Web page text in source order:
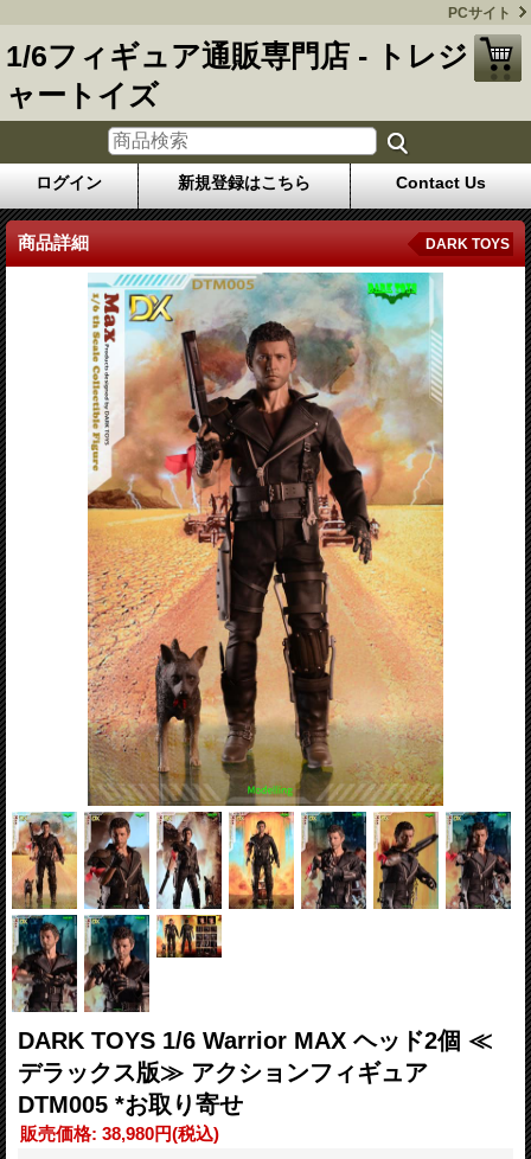
PCサイト
1/6フィギュア通販専門店 - トレジ
ャートイズ
ログイン 新規登録はこちら Contact Us
商品詳細 DARK TOYS
DARK TOYS 1/6 Warrior MAX ヘッド2個 ≪
デラックス版≫ アクションフィギュア
DTM005 *お取り寄せ
販売価格: 38,980円(税込)